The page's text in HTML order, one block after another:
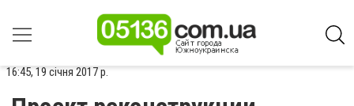
16:45, 19 січня 2017 р.